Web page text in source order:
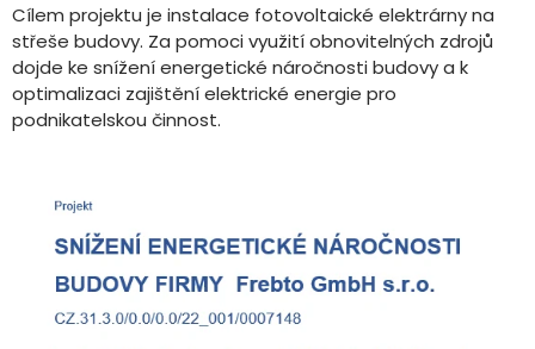
Cílem projektu je instalace fotovoltaické elektrárny na
střeše budovy. Za pomoci využití obnovitelných zdrojů
dojde ke snížení energetické náročnosti budovy a k
optimalizaci zajištění elektrické energie pro
podnikatelskou činnost.